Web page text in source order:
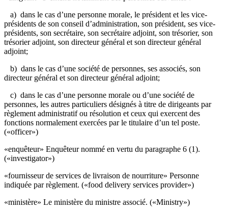
a) dans le cas d’une personne morale, le président et les vice-
présidents de son conseil d’administration, son président, ses vice-
présidents, son secrétaire, son secrétaire adjoint, son trésorier, son
trésorier adjoint, son directeur général et son directeur général
adjoint;
b) dans le cas d’une société de personnes, ses associés, son
directeur général et son directeur général adjoint;
c) dans le cas d’une personne morale ou d’une société de
personnes, les autres particuliers désignés à titre de dirigeants par
règlement administratif ou résolution et ceux qui exercent des
fonctions normalement exercées par le titulaire d’un tel poste.
(«officer»)
«enquêteur» Enquêteur nommé en vertu du paragraphe 6 (1).
(«investigator»)
«fournisseur de services de livraison de nourriture» Personne
indiquée par règlement. («food delivery services provider»)
«ministère» Le ministère du ministre associé. («Ministry»)